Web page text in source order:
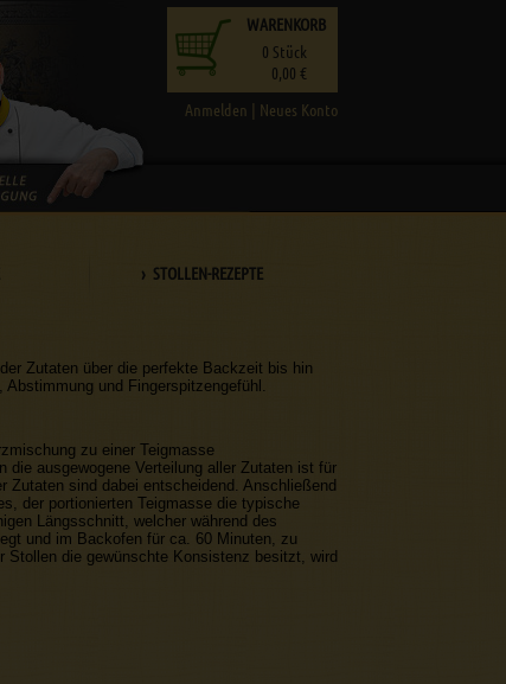
Anmelden | Neues Konto
WARENKORB
0 Stück
0,00 €
› STOLLEN-REZEPTE
Zutaten über die perfekte Backzeit bis hin
und Fingerspitzengefühl.
zu einer Teigmasse
die ausgewogene Verteilung aller Zutaten ist für
Zutaten sind dabei entscheidend. Anschließend
der portionierten Teigmasse die typische
Längsschnitt, welcher während des
und im Backofen für ca. 60 Minuten, zu
Stollen die gewünschte Konsistenz besitzt, wird